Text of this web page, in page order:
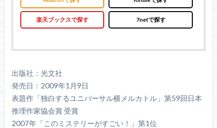
楽天ブックスで探す 7netで探す
出版社：光文社
発売日：2009年1月9日
表題作「独白するユニバーサル横メルカトル」第59回日本
推理作家協会賞 受賞
2007年「このミステリーがすごい！」第1位